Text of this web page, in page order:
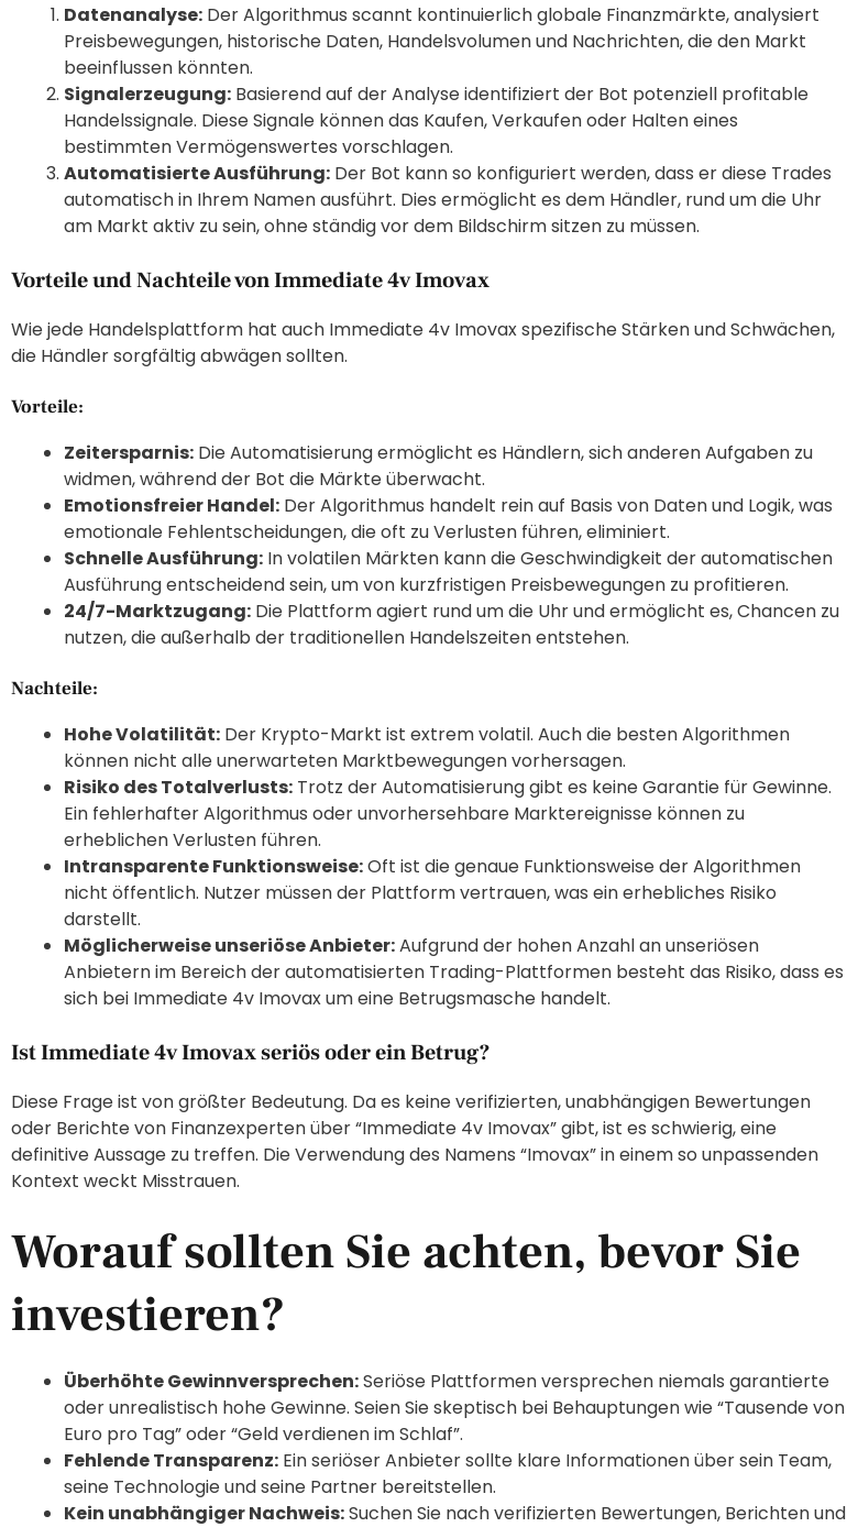
Datenanalyse: Der Algorithmus scannt kontinuierlich globale Finanzmärkte, analysiert
Preisbewegungen, historische Daten, Handelsvolumen und Nachrichten, die den Markt
beeinflussen könnten.
Signalerzeugung: Basierend auf der Analyse identifiziert der Bot potenziell profitable
Handelssignale. Diese Signale können das Kaufen, Verkaufen oder Halten eines
bestimmten Vermögenswertes vorschlagen.
Automatisierte Ausführung: Der Bot kann so konfiguriert werden, dass er diese Trades
automatisch in Ihrem Namen ausführt. Dies ermöglicht es dem Händler, rund um die Uhr
am Markt aktiv zu sein, ohne ständig vor dem Bildschirm sitzen zu müssen.
Vorteile und Nachteile von Immediate 4v Imovax
Wie jede Handelsplattform hat auch Immediate 4v Imovax spezifische Stärken und Schwächen,
die Händler sorgfältig abwägen sollten.
Vorteile:
Zeitersparnis: Die Automatisierung ermöglicht es Händlern, sich anderen Aufgaben zu
widmen, während der Bot die Märkte überwacht.
Emotionsfreier Handel: Der Algorithmus handelt rein auf Basis von Daten und Logik, was
emotionale Fehlentscheidungen, die oft zu Verlusten führen, eliminiert.
Schnelle Ausführung: In volatilen Märkten kann die Geschwindigkeit der automatischen
Ausführung entscheidend sein, um von kurzfristigen Preisbewegungen zu profitieren.
24/7-Marktzugang: Die Plattform agiert rund um die Uhr und ermöglicht es, Chancen zu
nutzen, die außerhalb der traditionellen Handelszeiten entstehen.
Nachteile:
Hohe Volatilität: Der Krypto-Markt ist extrem volatil. Auch die besten Algorithmen
können nicht alle unerwarteten Marktbewegungen vorhersagen.
Risiko des Totalverlusts: Trotz der Automatisierung gibt es keine Garantie für Gewinne.
Ein fehlerhafter Algorithmus oder unvorhersehbare Marktereignisse können zu
erheblichen Verlusten führen.
Intransparente Funktionsweise:Oft ist die genaue Funktionsweise der Algorithmen
nicht öffentlich. Nutzer müssen der Plattform vertrauen, was ein erhebliches Risiko
darstellt.
Möglicherweise unseriöse Anbieter:Aufgrund der hohen Anzahl an unseriösen
Anbietern im Bereich der automatisierten Trading-Plattformen besteht das Risiko, dass es
sich bei Immediate 4v Imovax um eine Betrugsmasche handelt.
Ist Immediate 4v Imovax seriös oder ein Betrug?
Diese Frage ist von größter Bedeutung. Da es keine verifizierten, unabhängigen Bewertungen
oder Berichte von Finanzexperten über “Immediate 4v Imovax” gibt, ist es schwierig, eine
definitive Aussage zu treffen. Die Verwendung des Namens “Imovax” in einem so unpassenden
Kontext weckt Misstrauen.
Worauf sollten Sie achten, bevor Sie
investieren?
Überhöhte Gewinnversprechen:Seriöse Plattformen versprechen niemals garantierte
oder unrealistisch hohe Gewinne. Seien Sie skeptisch bei Behauptungen wie “Tausende von
Euro pro Tag” oder “Geld verdienen im Schlaf”.
Fehlende Transparenz: Ein seriöser Anbieter sollte klare Informationen über sein Team,
seine Technologie und seine Partner bereitstellen.
Kein unabhängiger Nachweis:Suchen Sie nach verifizierten Bewertungen, Berichten und